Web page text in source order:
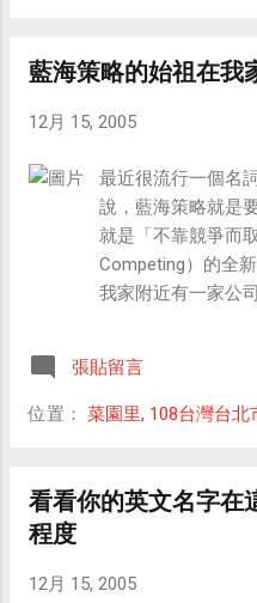
待LocationFree的
藍海策略的始祖在我
12月 15, 2005
最近很流行一個名
說，藍海策略就是
就是「不靠競爭而
Competing）的全
我家附近有一家公
張貼留言
位置： 菜園里, 108台灣台北
看看你的英文名字在
程度
12月 15, 2005